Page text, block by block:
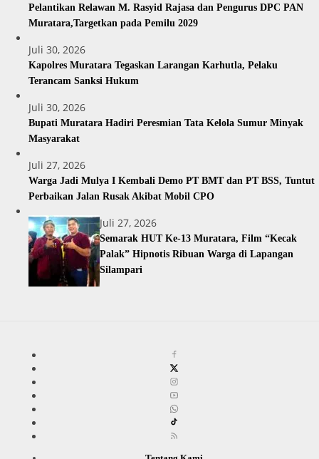
Pelantikan Relawan M. Rasyid Rajasa dan Pengurus DPC PAN
Muratara,Targetkan pada Pemilu 2029
Juli 30, 2026
Kapolres Muratara Tegaskan Larangan Karhutla, Pelaku
Terancam Sanksi Hukum
Juli 30, 2026
Bupati Muratara Hadiri Peresmian Tata Kelola Sumur Minyak
Masyarakat
Juli 27, 2026
Warga Jadi Mulya I Kembali Demo PT BMT dan PT BSS, Tuntut
Perbaikan Jalan Rusak Akibat Mobil CPO
Juli 27, 2026
Semarak HUT Ke-13 Muratara, Film “Kecak
Palak” Hipnotis Ribuan Warga di Lapangan
Silampari